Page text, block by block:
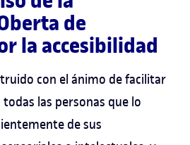
de
la accesibilidad
con el ánimo de facilitar
las personas que lo
de sus